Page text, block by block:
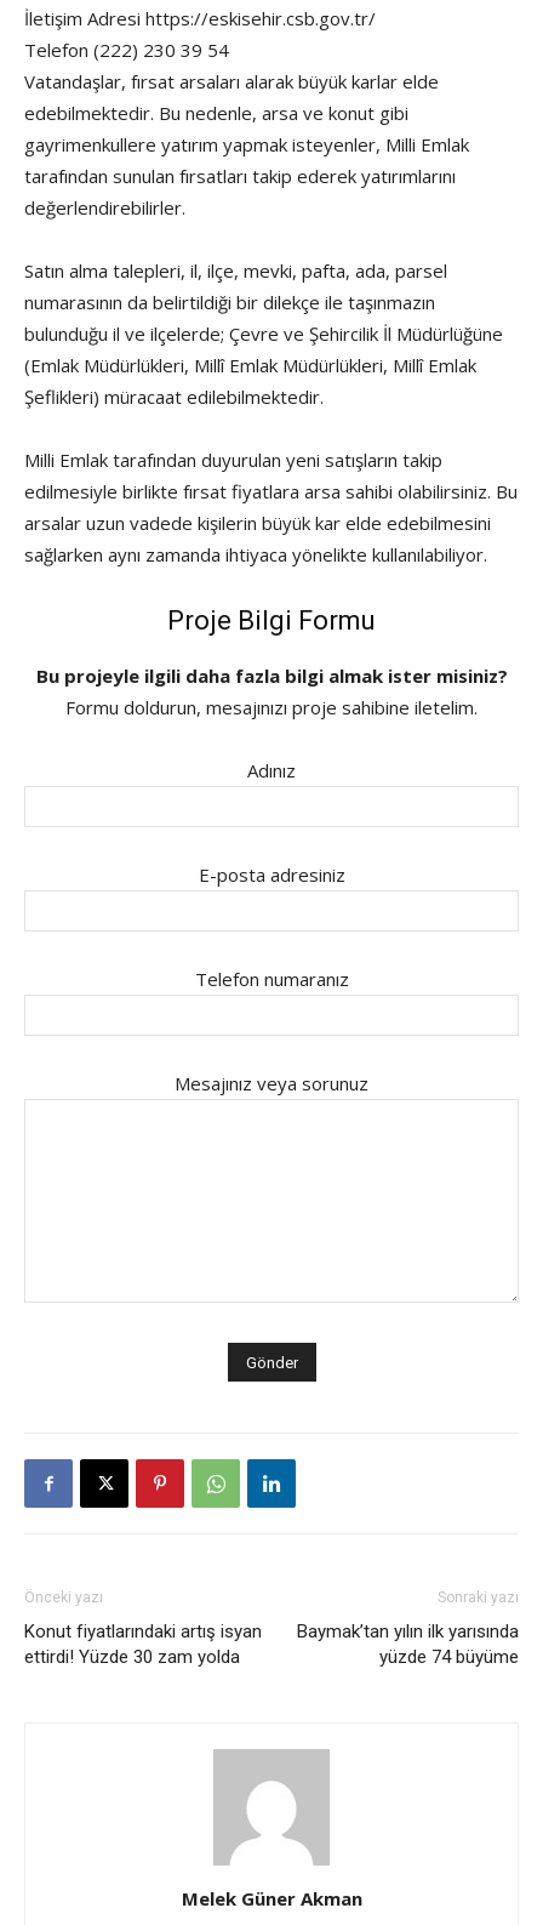
İletişim Adresi https://eskisehir.csb.gov.tr/
Telefon (222) 230 39 54
Vatandaşlar, fırsat arsaları alarak büyük karlar elde
edebilmektedir. Bu nedenle, arsa ve konut gibi
gayrimenkullere yatırım yapmak isteyenler, Milli Emlak
tarafından sunulan fırsatları takip ederek yatırımlarını
değerlendirebilirler.
Satın alma talepleri, il, ilçe, mevki, pafta, ada, parsel
numarasının da belirtildiği bir dilekçe ile taşınmazın
bulunduğu il ve ilçelerde; Çevre ve Şehircilik İl Müdürlüğüne
(Emlak Müdürlükleri, Millî Emlak Müdürlükleri, Millî Emlak
Şeflikleri) müracaat edilebilmektedir.
Milli Emlak tarafından duyurulan yeni satışların takip
edilmesiyle birlikte fırsat fiyatlara arsa sahibi olabilirsiniz. Bu
arsalar uzun vadede kişilerin büyük kar elde edebilmesini
sağlarken aynı zamanda ihtiyaca yönelikte kullanılabiliyor.
Proje Bilgi Formu
Bu projeyle ilgili daha fazla bilgi almak ister misiniz?
Formu doldurun, mesajınızı proje sahibine iletelim.
Adınız
E-posta adresiniz
Telefon numaranız
Mesajınız veya sorunuz
Önceki yazı
Konut fiyatlarındaki artış isyan
ettirdi! Yüzde 30 zam yolda
Sonraki yazı
Baymak’tan yılın ilk yarısında
yüzde 74 büyüme
Melek Güner Akman